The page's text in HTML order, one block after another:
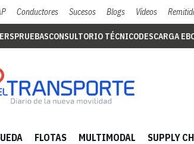
Conductores Sucesos Blogs Vídeos
PRUEBASCONSULTORIO TÉCNICODESCARGA
FLOTAS MULTIMODAL SUPPLY